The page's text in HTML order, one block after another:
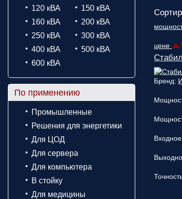
120 кВА
150 кВА
160 кВА
200 кВА
250 кВА
300 кВА
400 кВА
500 кВА
600 кВА
По применению
Промышленные
Решения для энергетики
Для ЦОД
Для сервера
Для компьютера
В стойку
Для медицины
цене
Бренд: